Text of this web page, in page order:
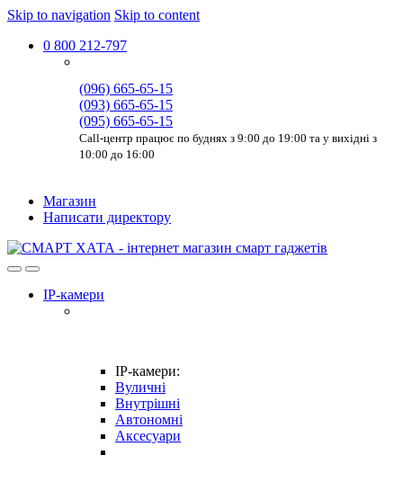
Skip to navigation Skip to content
0 800 212-797
(096) 665-65-15
(093) 665-65-15
(095) 665-65-15
Call-центр працює по буднях з 9:00 до 19:00 та у вихідні з
10:00 до 16:00
Магазин
Написати директору
IP-камери
IP-камери:
Вуличні
Внутрішні
Автономні
Аксесуари